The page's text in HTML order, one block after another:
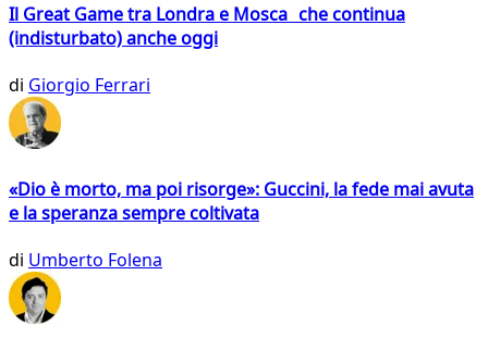
Il Great Game tra Londra e Mosca che continua
(indisturbato) anche oggi
di Giorgio Ferrari
«Dio è morto, ma poi risorge»: Guccini, la fede mai avuta
e la speranza sempre coltivata
di Umberto Folena